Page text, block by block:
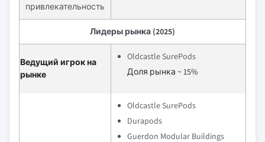
привлекательность
Лидеры рынка (2025)
Ведущий игрок на
рынке
Oldcastle SurePods
Доля рынка ~ 15%
Oldcastle SurePods
Durapods
Guerdon Modular Buildings